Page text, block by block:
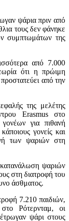
ψάρια πριν από
τους δεν φάνηκε
συμπτωμάτων της
από 7.000
ότι η πρώιμη
από την
της μελέτης
Erasmus στο
για πιθανή
γονείς και
των ψαριών στη
κατανάλωση ψαριών
στη διατροφή του
άσθματος.
7.210 παιδιών,
Ρότερνταμ, οι
ψάρι στους